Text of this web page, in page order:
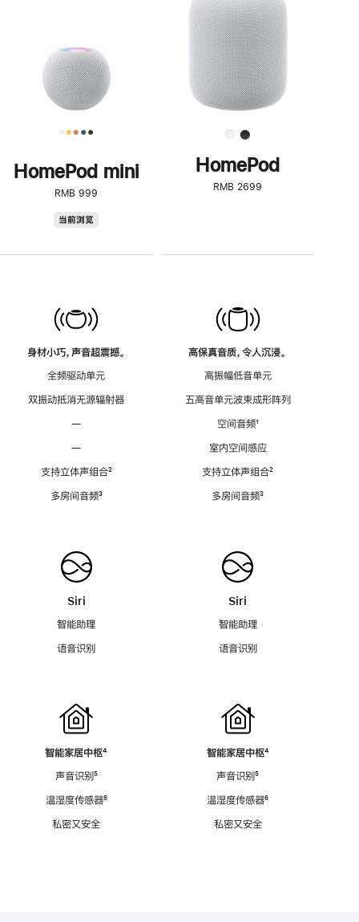
HomePod mini
RMB 999
当前浏览
身材小巧，声音超震撼。
全频驱动单元
双振动抵消无源辐射器
—
—
支持立体声组合脚
²
多房间音频脚
³
Siri
智能助理
语音识别
智能家居中枢脚
⁴
声音识别脚
⁵
温湿度传感器脚
⁶
私密又安全
了
解
HomePod<
HomePod
RMB 2699
高保真音质，令人沉浸。
高振幅低音单元
五高音单元波束成形阵列
空间音频脚
¹
室内空间感应
支持立体声组合脚
²
多房间音频脚
³
Siri
智能助理
语音识别
智能家居中枢脚
⁴
声音识别脚
⁵
温湿度传感器脚
⁶
私密又安全